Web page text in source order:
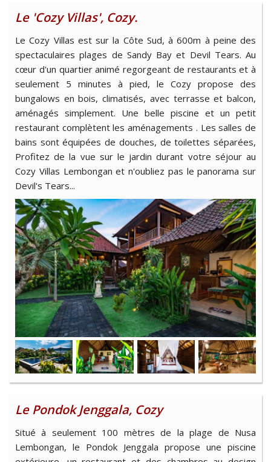
Le 'Cozy Villas', Cozy.
Le Cozy Villas est sur la Côte Sud, à 600m à peine des
spectaculaires plages de Sandy Bay et Devil Tears. Au
cœur d'un quartier animé regorgeant de restaurants et à
seulement 5 minutes à pied, le Cozy propose des
bungalows en bois, climatisés, avec terrasse et balcon,
aménagés simplement. Une belle piscine et un petit
restaurant complètent les aménagements . Les salles de
bains sont équipées de douches, de toilettes séparées,
Profitez de la vue sur le jardin durant votre séjour au
Cozy Villas Lembongan et n'oubliez pas le panorama sur
Devil's Tears...
Le Pondok Jenggala, Cozy
Situé à seulement 100 mètres de la plage de Nusa
Lembongan, le Pondok Jenggala propose une piscine